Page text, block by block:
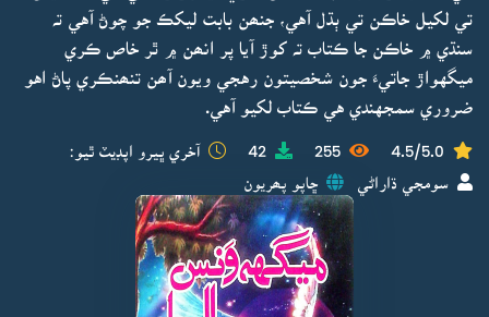
تي لکيل خاڪن تي ٻڌل آهي، جنھن بابت ليکڪ جو چوڻ آهي تہ
سنڌي ۾ خاڪن جا ڪتاب تہ کوڙ آيا پر انھن ۾ ٿر خاص ڪري
ميگهواڙ جاتيءَ جون شخصيتون رهجي ويون آھن تنھنڪري پاڻ اهو
ضروري سمجهندي هي ڪتاب لکيو آهي.
4.5/5.0
255
42 آخري ڀيرو اپڊيٽ ٿيو:
سومجي ڌاراڻي ڇاپو پھريون